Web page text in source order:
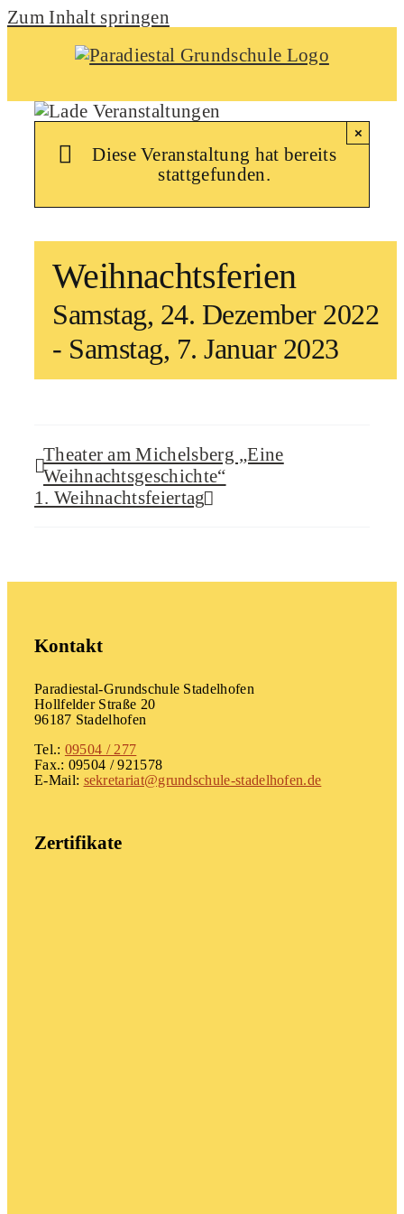
Zum Inhalt springen
Diese Veranstaltung hat bereits
stattgefunden.
×
Weihnachtsferien
Samstag, 24. Dezember 2022
- Samstag, 7. Januar 2023
Theater am Michelsberg „Eine
Weihnachtsgeschichte“
1. Weihnachtsfeiertag
Kontakt
Paradiestal-Grundschule Stadelhofen
Hollfelder Straße 20
96187 Stadelhofen
Tel.: 09504 / 277
Fax.: 09504 / 921578
E-Mail: sekretariat@grundschule-stadelhofen.de
Zertifikate